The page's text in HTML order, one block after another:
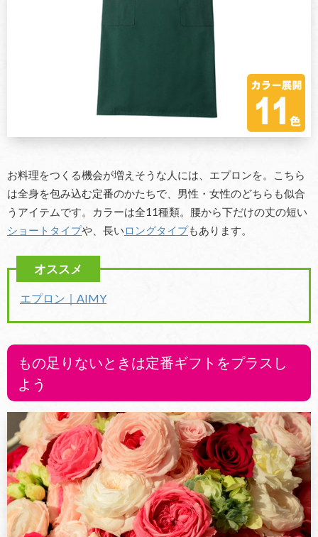
お料理をつくる機会が増えそうな人には、エプロンを。こちら
は全身を包み込む定番のかたちで、男性・女性のどちらも似合
うアイテムです。カラーは全11種類。腰から下だけの丈の短い
ショートタイプや、長いロングタイプもあります。
エプロン｜AIMY
もの足りないときは定番ギフトをプラスし
よう